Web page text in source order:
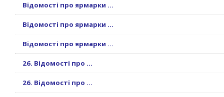
Відомості про ярмарки ...
Відомості про ярмарки ...
Відомості про ярмарки ...
26. Відомості про ...
26. Відомості про ...